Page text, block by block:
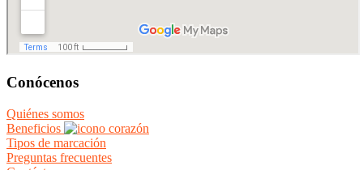
Conócenos
Quiénes somos
Beneficios
Tipos de marcación
Preguntas frecuentes